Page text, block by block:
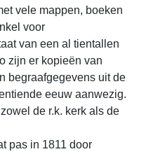
vele mappen, boeken
voor
van een al tientallen
zijn er kopieën van
begraafgegevens uit de
eeuw aanwezig.
de r.k. kerk als de
pas in 1811 door